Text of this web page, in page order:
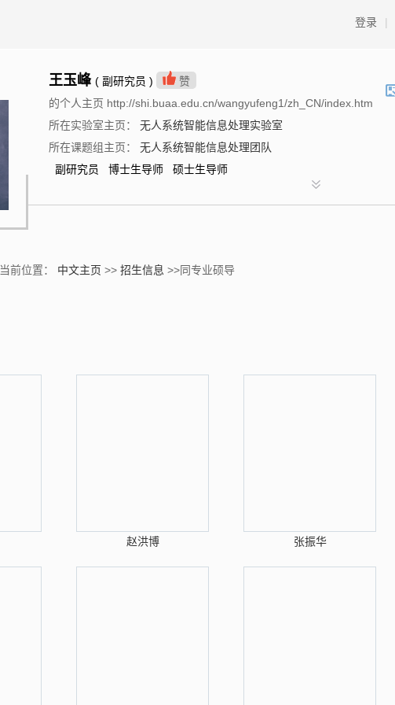
登录 |
王玉峰 ( 副研究员 )
赞
的个人主页 http://shi.buaa.edu.cn/wangyufeng1/zh_CN/index.htm
所在实验室主页：
无人系统智能信息处理实验室
所在课题组主页：
无人系统智能信息处理团队
副研究员 博士生导师 硕士生导师
当前位置： 中文主页 >> 招生信息 >>同专业硕导
赵洪博 张振华